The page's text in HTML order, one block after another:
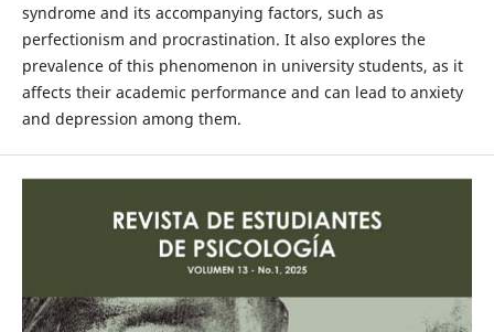
syndrome and its accompanying factors, such as
perfectionism and procrastination. It also explores the
prevalence of this phenomenon in university students, as it
affects their academic performance and can lead to anxiety
and depression among them.